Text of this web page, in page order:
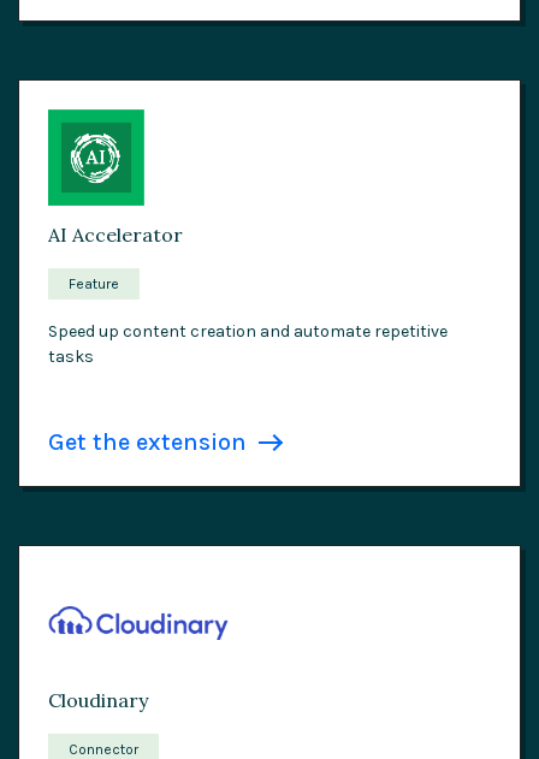
AI Accelerator
Feature
Speed up content creation and automate repetitive
tasks
Get the extension
Cloudinary
Connector